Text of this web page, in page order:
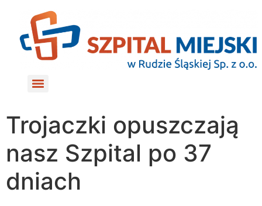
Trojaczki opuszczają
nasz Szpital po 37
dniach